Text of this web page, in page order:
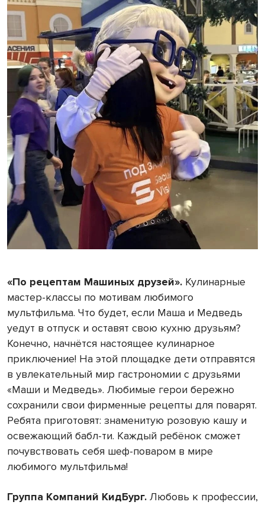
«По рецептам Машиных друзей». Кулинарные
мастер-классы по мотивам любимого
мультфильма. Что будет, если Маша и Медведь
уедут в отпуск и оставят свою кухню друзьям?
Конечно, начнётся настоящее кулинарное
приключение! На этой площадке дети отправятся
в увлекательный мир гастрономии с друзьями
«Маши и Медведь». Любимые герои бережно
сохранили свои фирменные рецепты для поварят.
Ребята приготовят: знаменитую розовую кашу и
освежающий бабл-ти. Каждый ребёнок сможет
почувствовать себя шеф-поваром в мире
любимого мультфильма!
Группа Компаний КидБург. Любовь к профессии,